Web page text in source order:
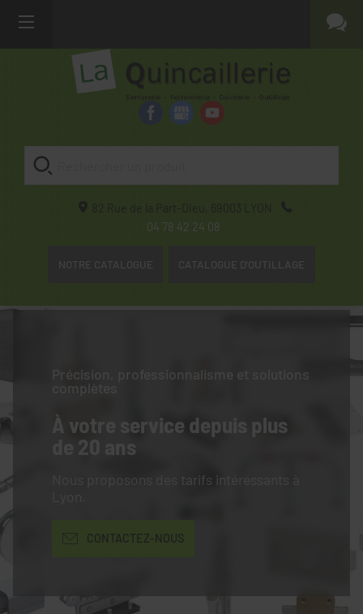
82 Rue de la Part-Dieu, 69003
LYON
04 78 42 24 08
NOTRE CATALOGUE CATALOGUE D'OUTILLAGE
Précision, professionnalisme et solutions
complètes
À votre service depuis plus
de 20 ans
Nous proposons des tarifs intéressants à
CONTACTEZ-NOUS